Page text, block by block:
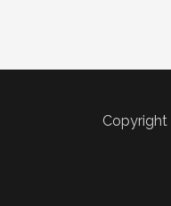
Copyright